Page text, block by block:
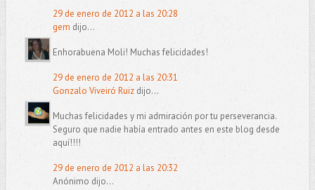
29 de enero de 2012 a las 20:28
gem dijo...
Enhorabuena Moli! Muchas felicidades!
29 de enero de 2012 a las 20:31
Gonzalo Viveiró Ruizdijo...
Muchas felicidades y mi admiración por tu perseverancia.
Seguro que nadie había entrado antes en este blog desde
aquí!!!!
29 de enero de 2012 a las 20:32
Anónimo dijo...